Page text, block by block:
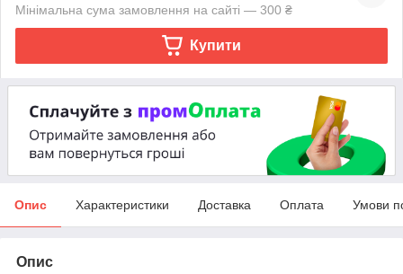
Мінімальна сума замовлення на сайті — 300 ₴
Купити
Опис Характеристики Доставка Оплата Умови
Опис